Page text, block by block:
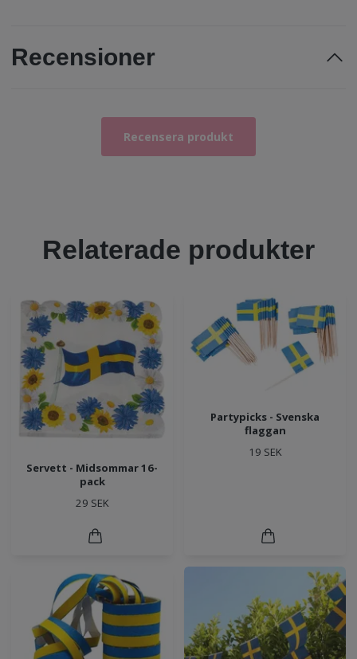
Recensioner
Recensera produkt
Relaterade produkter
Servett - Midsommar 16-
pack
29 SEK
Partypicks - Svenska
flaggan
19 SEK